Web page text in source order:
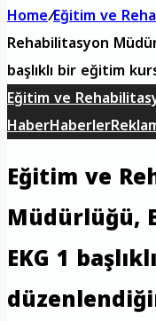
Home/Eğitim ve
Rehabilitasyon
başlıklı bir eğitim
Eğitim ve
HaberHaberler
Eğitim ve
Müdürlüğü,
EKG 1